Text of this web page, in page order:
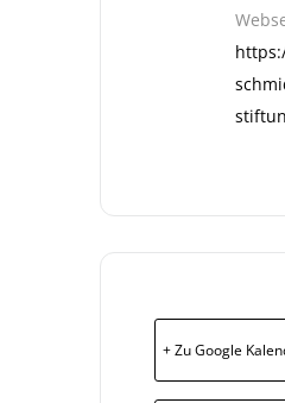
+ Zu Google